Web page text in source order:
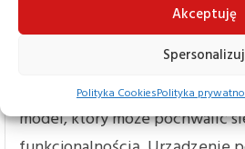
Akceptuję
Spersonalizuj
Polityka CookiesPolityka
Komfort pracy
Elektryczny wózek
model, który może pochwalić